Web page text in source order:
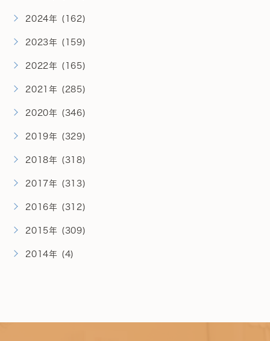
2024年 (162)
2023年 (159)
2022年 (165)
2021年 (285)
2020年 (346)
2019年 (329)
2018年 (318)
2017年 (313)
2016年 (312)
2015年 (309)
2014年 (4)